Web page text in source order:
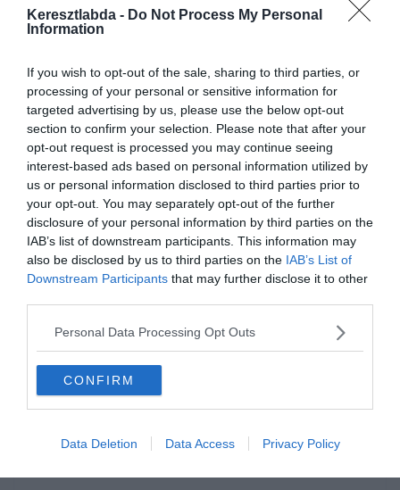
Keresztlabda - Do Not Process My Personal
Information
If you wish to opt-out of the sale, sharing to third parties, or
processing of your personal or sensitive information for
targeted advertising by us, please use the below opt-out
section to confirm your selection. Please note that after your
opt-out request is processed you may continue seeing
interest-based ads based on personal information utilized by
us or personal information disclosed to third parties prior to
your opt-out. You may separately opt-out of the further
disclosure of your personal information by third parties on the
IAB’s list of downstream participants. This information may
also be disclosed by us to third parties on the IAB’s List of
Downstream Participants that may further disclose it to other
Personal Data Processing Opt Outs
CONFIRM
Data Deletion Data Access Privacy Policy
klubnak és Gueye 28 millió fontért igazolhat át.
az orvosi vizsgálatokon és véglegesítse a szerződését.
Korábban már visszautasított az Everton egy 21.5 millió fontos
ajánlatot. Ugyanakkor addig nem akarták elengedni Gueye-t, amíg
megfelelő utánpótlásról nem gondoskodtak.
Fabian Delph leigazolásával a Manchester Cityből sikerült
megfelelő helyettest találniuk, így hajlandók elengedni a szenegáli
középpályást, aki már januárban jelezte a klub felé, hogy a PSG-nél
kívánja folytatni.